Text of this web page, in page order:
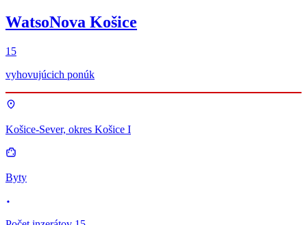
WatsoNova Košice
15
vyhovujúcich ponúk
Košice-Sever, okres Košice I
Byty